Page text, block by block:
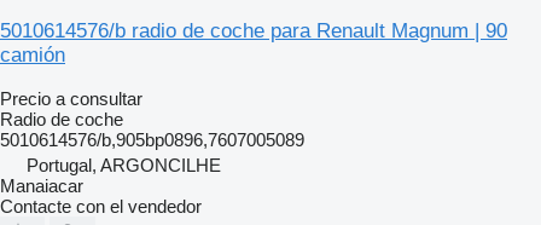
5010614576/b radio de coche para Renault Magnum | 90
camión
Precio a consultar
Radio de coche
5010614576/b,905bp0896,7607005089
Portugal, ARGONCILHE
Manaiacar
Contacte con el vendedor